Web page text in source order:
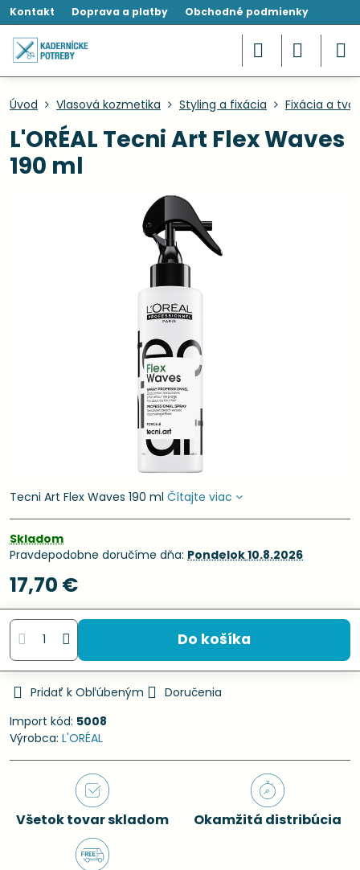
Kontakt Doprava a platby Obchodné podmienky
Úvod Vlasová kozmetika Styling a fixácia Fixácia a
L'ORÉAL Tecni Art Flex Waves
190 ml
Tecni Art Flex Waves 190 ml Čítajte viac
Skladom
Pravdepodobne doručíme dňa: Pondelok10.8.2026
17,70 €
Do košíka
Pridať k Obľúbeným
Doručenia
Import kód: 5008
Výrobca: L'ORÉAL
Všetok tovar skladom Okamžitá distribúcia